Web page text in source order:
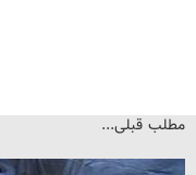
مطلب قبلی...